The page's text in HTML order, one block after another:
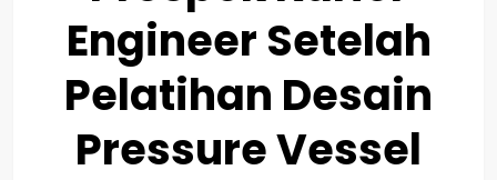
Engineer Setelah
Pelatihan Desain
Pressure Vessel